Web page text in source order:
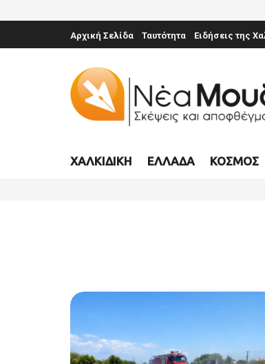
Αρχική Σελίδα Ταυτότητα Ειδήσεις της
ΧΑΛΚΙΔΙΚΉ ΕΛΛΆΔΑ ΚΌΣΜΟΣ